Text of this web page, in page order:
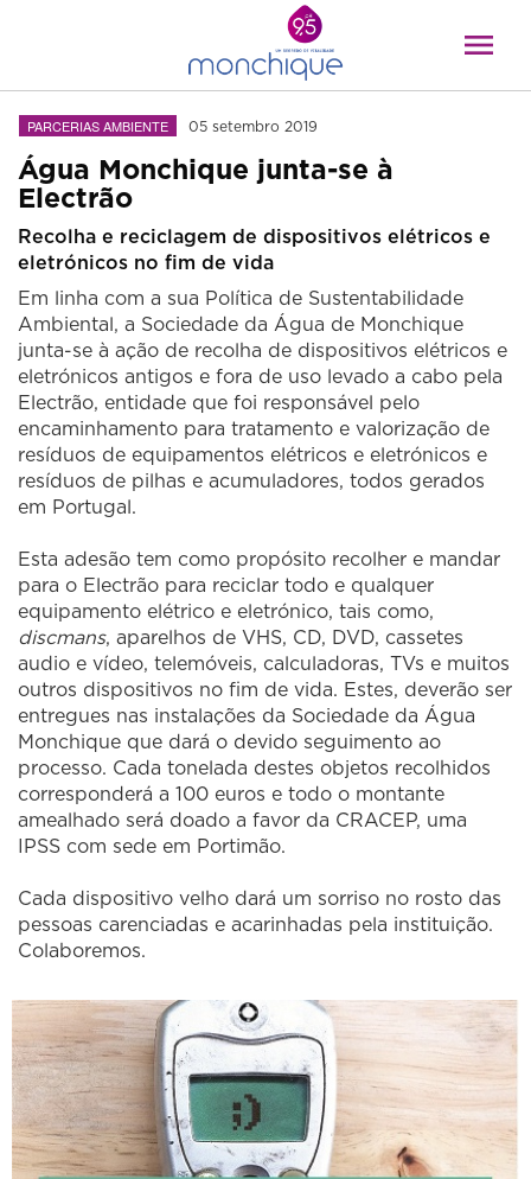
PARCERIAS AMBIENTE 05 setembro 2019
Água Monchique junta-se à
Electrão
Recolha e reciclagem de dispositivos elétricos e
eletrónicos no fim de vida
Em linha com a sua Política de Sustentabilidade
Ambiental, a Sociedade da Água de Monchique
junta-se à ação de recolha de dispositivos elétricos e
eletrónicos antigos e fora de uso levado a cabo pela
Electrão, entidade que foi responsável pelo
encaminhamento para tratamento e valorização de
resíduos de equipamentos elétricos e eletrónicos e
resíduos de pilhas e acumuladores, todos gerados
em Portugal.
Esta adesão tem como propósito recolher e mandar
para o Electrão para reciclar todo e qualquer
equipamento elétrico e eletrónico, tais como,
discmans, aparelhos de VHS, CD, DVD, cassetes
audio e vídeo, telemóveis, calculadoras, TVs e muitos
outros dispositivos no fim de vida. Estes, deverão ser
entregues nas instalações da Sociedade da Água
Monchique que dará o devido seguimento ao
processo. Cada tonelada destes objetos recolhidos
corresponderá a 100 euros e todo o montante
amealhado será doado a favor da CRACEP, uma
IPSS com sede em Portimão.
Cada dispositivo velho dará um sorriso no rosto das
pessoas carenciadas e acarinhadas pela instituição.
Colaboremos.